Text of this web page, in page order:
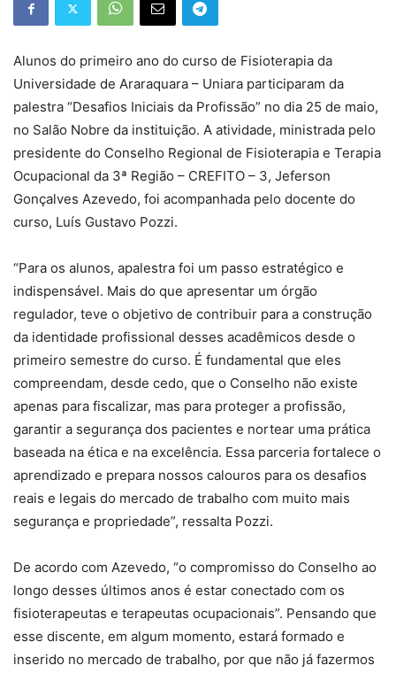
Alunos do primeiro ano do curso de Fisioterapia da
Universidade de Araraquara – Uniara participaram da
palestra “Desafios Iniciais da Profissão” no dia 25 de maio,
no Salão Nobre da instituição. A atividade, ministrada pelo
presidente do Conselho Regional de Fisioterapia e Terapia
Ocupacional da 3ª Região – CREFITO – 3, Jeferson
Gonçalves Azevedo, foi acompanhada pelo docente do
curso, Luís Gustavo Pozzi.
“Para os alunos, apalestra foi um passo estratégico e
indispensável. Mais do que apresentar um órgão
regulador, teve o objetivo de contribuir para a construção
da identidade profissional desses acadêmicos desde o
primeiro semestre do curso. É fundamental que eles
compreendam, desde cedo, que o Conselho não existe
apenas para fiscalizar, mas para proteger a profissão,
garantir a segurança dos pacientes e nortear uma prática
baseada na ética e na excelência. Essa parceria fortalece o
aprendizado e prepara nossos calouros para os desafios
reais e legais do mercado de trabalho com muito mais
segurança e propriedade”, ressalta Pozzi.
De acordo com Azevedo, “o compromisso do Conselho ao
longo desses últimos anos é estar conectado com os
fisioterapeutas e terapeutas ocupacionais”. Pensando que
esse discente, em algum momento, estará formado e
inserido no mercado de trabalho, por que não já fazermos